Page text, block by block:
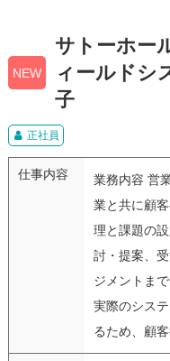
NEW
サトーホー
ィールドシ
子
正社員
仕事内容
業務内容 営
業と共に顧
理と課題の
討・提案、
ジメントま
実際のシス
るため、顧客